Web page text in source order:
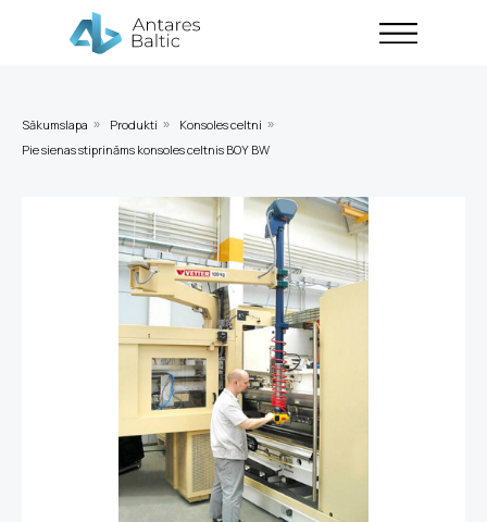
Sākumslapa » Produkti » Konsoles celtni »
Pie sienas stiprināms konsoles celtnis BOY BW